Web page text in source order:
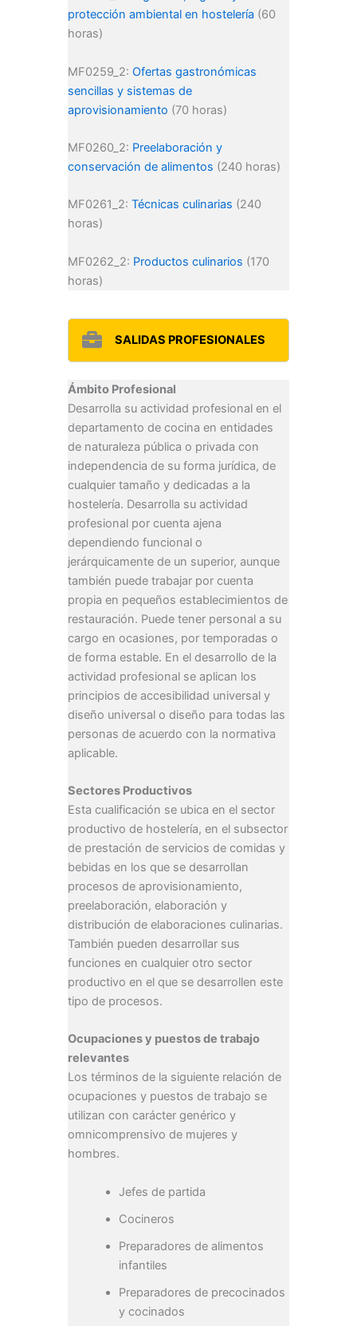
protección ambiental en hostelería (60
horas)
MF0259_2: Ofertas gastronómicas
sencillas y sistemas de
aprovisionamiento (70 horas)
MF0260_2: Preelaboración y
conservación de alimentos (240 horas)
MF0261_2: Técnicas culinarias (240
horas)
MF0262_2: Productos culinarios (170
horas)
SALIDAS PROFESIONALES
Ámbito Profesional
Desarrolla su actividad profesional en el
departamento de cocina en entidades
de naturaleza pública o privada con
independencia de su forma jurídica, de
cualquier tamaño y dedicadas a la
hostelería. Desarrolla su actividad
profesional por cuenta ajena
dependiendo funcional o
jerárquicamente de un superior, aunque
también puede trabajar por cuenta
propia en pequeños establecimientos de
restauración. Puede tener personal a su
cargo en ocasiones, por temporadas o
de forma estable. En el desarrollo de la
actividad profesional se aplican los
principios de accesibilidad universal y
diseño universal o diseño para todas las
personas de acuerdo con la normativa
aplicable.
Sectores Productivos
Esta cualificación se ubica en el sector
productivo de hostelería, en el subsector
de prestación de servicios de comidas y
bebidas en los que se desarrollan
procesos de aprovisionamiento,
preelaboración, elaboración y
distribución de elaboraciones culinarias.
También pueden desarrollar sus
funciones en cualquier otro sector
productivo en el que se desarrollen este
tipo de procesos.
Ocupaciones y puestos de trabajo
relevantes
Los términos de la siguiente relación de
ocupaciones y puestos de trabajo se
utilizan con carácter genérico y
omnicomprensivo de mujeres y
hombres.
Jefes de partida
Cocineros
Preparadores de alimentos
infantiles
Preparadores de precocinados
y cocinados